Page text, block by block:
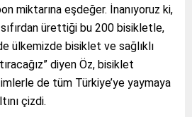
miktarına eşdeğer. İnanıyoruz ki,
ürettiği bu 200 bisikletle,
ülkemizde bisiklet ve sağlıklı
diyen Öz, bisiklet
de tüm Türkiye’ye yaymaya
çizdi.